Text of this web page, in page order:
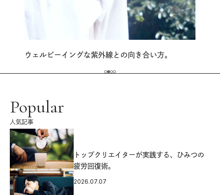
ウェルビーイングな紫外線との向き合い方。
Popular
人気記事
トップクリエイターが実践する、ひみつの
疲労回復術。
2026.07.07